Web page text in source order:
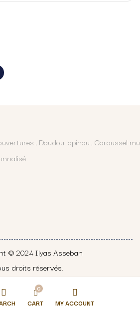
Doudou lapinou Caroussel
© 2024Ilyas Asseban
droits réservés.
0
CART MY ACCOUNT